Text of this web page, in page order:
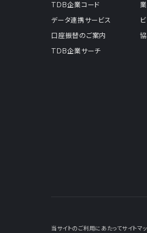
TDB企業コード
データ連携サービス
口座振替のご案内
TDB企業サーチ
当サイトのご利用にあたってサイトマ